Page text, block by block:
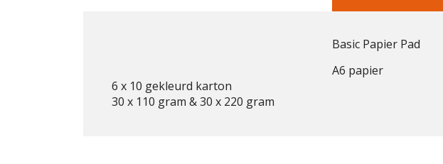
Basic Papier Pad
A6 papier
6 x 10 gekleurd karton
30 x 110 gram & 30 x 220 gram